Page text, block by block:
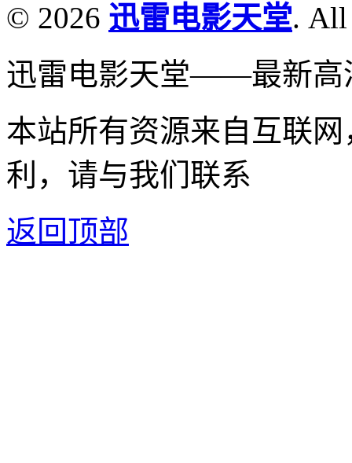
© 2026 迅雷电影天堂. All
迅雷电影天堂——最新高
本站所有资源来自互联
利，请与我们联系
返回顶部